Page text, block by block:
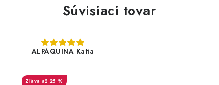
Súvisiaci tovar
ALPAQUINA Katia
až 25 %